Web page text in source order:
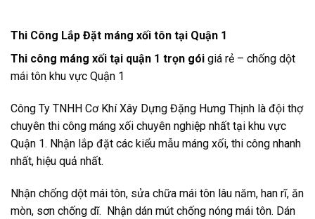
Thi Công Lắp Đặt máng xối tôn tại Quận 1
Thi công máng xối tại quận 1 trọn gói giá rẻ – chống dột
mái tôn khu vực Quận 1
Công Ty TNHH Cơ Khí Xây Dựng Đặng Hưng Thịnh là đội thợ
chuyên thi công máng xối chuyên nghiệp nhất tại khu vực
Quận 1. Nhận lắp đặt các kiểu mẫu máng xối, thi công nhanh
nhất, hiệu quả nhất.
Nhận chống dột mái tôn, sửa chữa mái tôn lâu năm, han rĩ, ăn
mòn, sơn chống dĩ. Nhận dán mút chống nóng mái tôn. Dán